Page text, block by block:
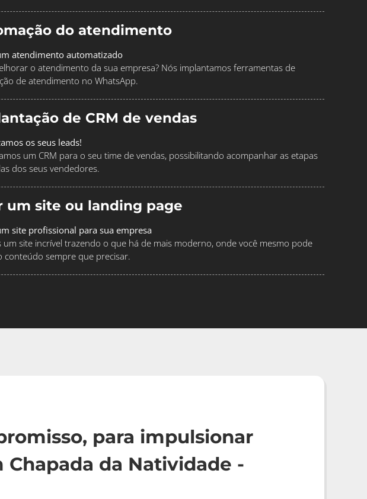
do atendimento
atendimento automatizado
o atendimento da sua empresa? Nós implantamos ferramentas de
de atendimento no WhatsApp.
de CRM de vendas
os seus leads!
um CRM para o seu time de vendas, possibilitando acompanhar as etapas
dos seus vendedores.
um site ou landing page
site profissional para sua empresa
um site incrível trazendo o que há de mais moderno, onde você mesmo pode
conteúdo sempre que precisar.
para impulsionar
da Natividade -